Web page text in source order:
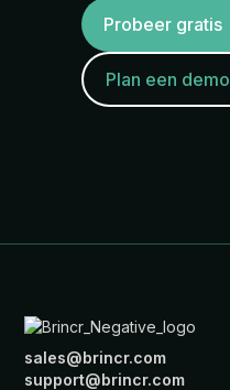
Probeer gratis
Plan een demo
sales@brincr.com
support@brincr.com